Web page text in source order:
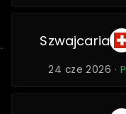
Szwajcaria
24 cze 2026 ·